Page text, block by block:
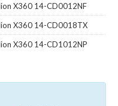
X360 14-CD0012NF
X360 14-CD0018TX
X360 14-CD1012NP